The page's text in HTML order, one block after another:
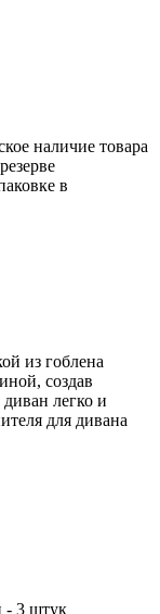
наличие товара
в
из гоблена
создав
легко и
для дивана
- 3 штук